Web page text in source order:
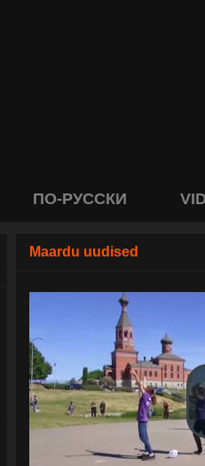
ПО-РУССКИ
Maardu uudised